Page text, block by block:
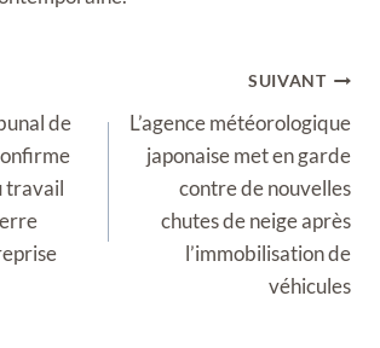
de
travail
SUIVANT
L’agence météorologique
japonaise met en garde
contre de nouvelles
chutes de neige après
l’immobilisation de
véhicules